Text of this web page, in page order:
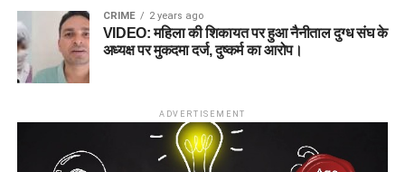
CRIME 2 years ago
VIDEO: महिला की शिकायत पर हुआ नैनीताल दुग्ध संघ के
अध्यक्ष पर मुकदमा दर्ज, दुष्कर्म का आरोप।
ADVERTISEMENT